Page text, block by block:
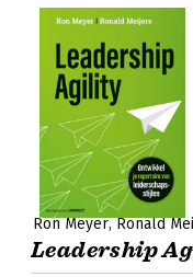
Ron Meyer Ronald
Leadership